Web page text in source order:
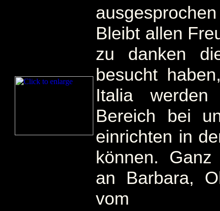
Bleibt allen
zu danken
besucht
Italia
Bereich bei
einrichten in
können.
an Barbara,
vom